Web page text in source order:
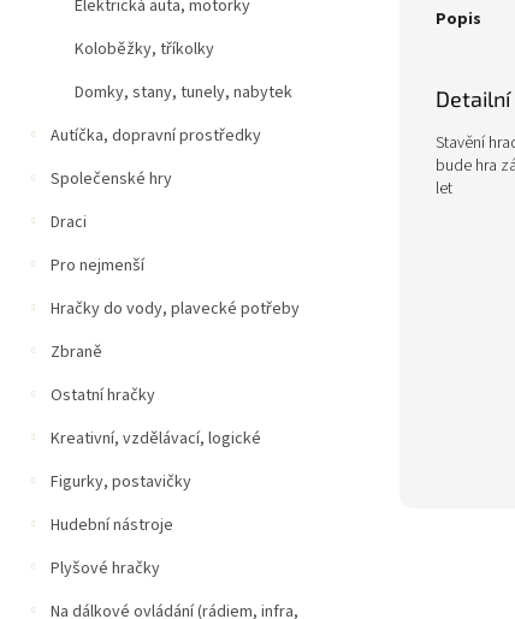
Elektrická auta, motorky
Koloběžky, tříkolky
Domky, stany, tunely, nabytek
Autíčka, dopravní prostředky
Společenské hry
Draci
Pro nejmenší
Hračky do vody, plavecké potřeby
Zbraně
Ostatní hračky
Kreativní, vzdělávací, logické
Figurky, postavičky
Hudební nástroje
Plyšové hračky
Na dálkové ovládání (rádiem, infra,
Popis
Stavění
bude hra
let